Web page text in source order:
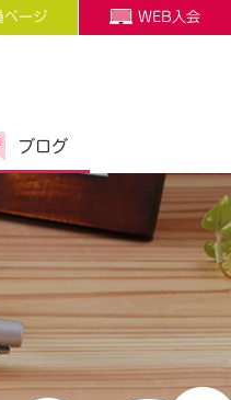
ページ WEB入会
ブログ